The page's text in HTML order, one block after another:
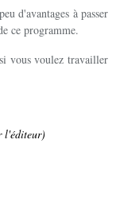
d'avantages à passer
ce programme.
vous voulez travailler
l'éditeur)